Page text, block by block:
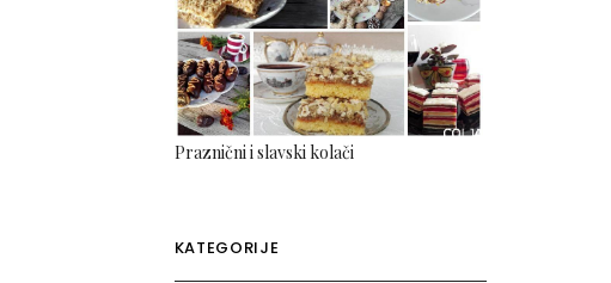
Praznični i slavski kolači
KATEGORIJE